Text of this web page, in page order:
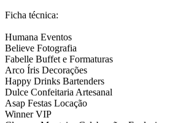
Ficha técnica:
Humana Eventos
Believe Fotografia
Fabelle Buffet e Formaturas
Arco Íris Decorações
Happy Drinks Bartenders
Dulce Confeitaria Artesanal
Asap Festas Locação
Winner VIP